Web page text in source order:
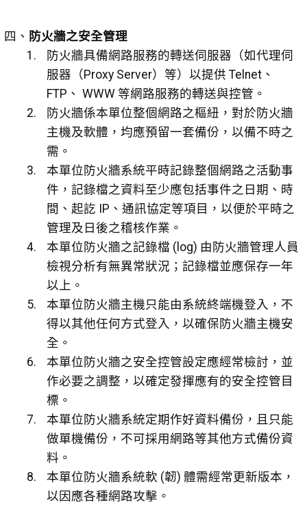
四、 防火牆之安全管理
防火牆具備網路服務的轉送伺服器（如代理伺
服器（Proxy Server）等）以提供 Telnet、
FTP、 WWW 等網路服務的轉送與控管。
防火牆係本單位整個網路之樞紐，對於防火牆
主機及軟體，均應預留一套備份，以備不時之
需。
本單位防火牆系統平時記錄整個網路之活動事
件，記錄檔之資料至少應包括事件之日期、時
間、起訖 IP、通訊協定等項目，以便於平時之
管理及日後之稽核作業。
本單位防火牆之記錄檔 (log) 由防火牆管理人員
檢視分析有無異常狀況；記錄檔並應保存一年
以上。
本單位防火牆主機只能由系統終端機登入，不
得以其他任何方式登入，以確保防火牆主機安
全。
本單位防火牆之安全控管設定應經常檢討，並
作必要之調整，以確定發揮應有的安全控管目
標。
本單位防火牆系統定期作好資料備份，且只能
做單機備份，不可採用網路等其他方式備份資
料。
本單位防火牆系統軟 (韌) 體需經常更新版本，
以因應各種網路攻擊。